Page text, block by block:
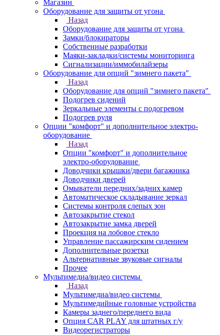
Магазин
Оборудование для защиты от угона
Назад
Оборудование для защиты от угона
Замки/блокираторы
Собственные разработки
Маяки-закладки/системы мониторинга
Сигнализации/иммобилайзеры
Оборудование для опций "зимнего пакета"
Назад
Оборудование для опций "зимнего пакета"
Подогрев сидений
Зеркальные элементы с подогревом
Подогрев руля
Опции "комфорт" и дополнительное электро-
оборудование
Назад
Опции "комфорт" и дополнительное
электро-оборудование
Доводчики крышки/двери багажника
Доводчики дверей
Омыватели передних/задних камер
Автоматическое складывание зеркал
Системы контроля слепых зон
Автозакрытие стекол
Автозакрытие замка дверей
Проекция на лобовое стекло
Управление пассажирским сидением
Дополнительные розетки
Альтернативные звуковые сигналы
Прочее
Мультимедиа/видео системы
Назад
Мультимедиа/видео системы
Мультимедийные головные устройства
Камеры заднего/переднего вида
Опция CAR PLAY для штатных г/у
Видеорегистраторы